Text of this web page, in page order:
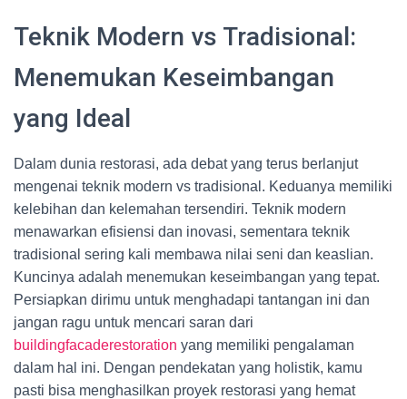
Teknik Modern vs Tradisional:
Menemukan Keseimbangan
yang Ideal
Dalam dunia restorasi, ada debat yang terus berlanjut
mengenai teknik modern vs tradisional. Keduanya memiliki
kelebihan dan kelemahan tersendiri. Teknik modern
menawarkan efisiensi dan inovasi, sementara teknik
tradisional sering kali membawa nilai seni dan keaslian.
Kuncinya adalah menemukan keseimbangan yang tepat.
Persiapkan dirimu untuk menghadapi tantangan ini dan
jangan ragu untuk mencari saran dari
buildingfacaderestoration yang memiliki pengalaman
dalam hal ini. Dengan pendekatan yang holistik, kamu
pasti bisa menghasilkan proyek restorasi yang hemat